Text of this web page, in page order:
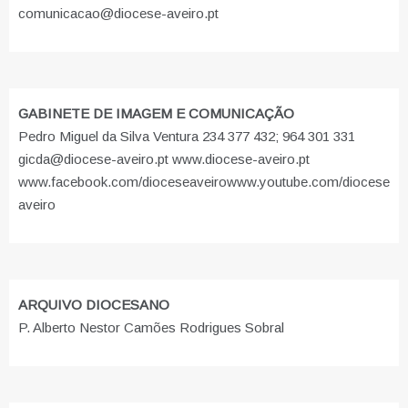
comunicacao@diocese-aveiro.pt
GABINETE DE IMAGEM E COMUNICAÇÃO
Pedro Miguel da Silva Ventura 234 377 432; 964 301 331
gicda@diocese-aveiro.pt www.diocese-aveiro.pt
www.facebook.com/dioceseaveirowww.youtube.com/diocese
aveiro
ARQUIVO DIOCESANO
P. Alberto Nestor Camões Rodrigues Sobral